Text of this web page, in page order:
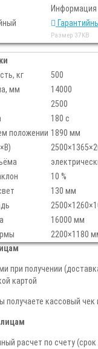
Информация
Размер 37KB
кг
500
мм
14000
2500
180 с
положении 1890 мм
10 %
130 мм
16000 мм
2200×1180
при получении
картой
получаете кассовый чек
расчет по счету